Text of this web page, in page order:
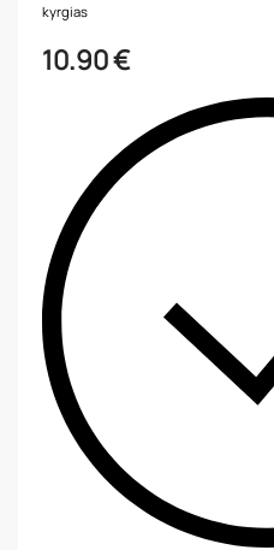
kyrgias
10.90€